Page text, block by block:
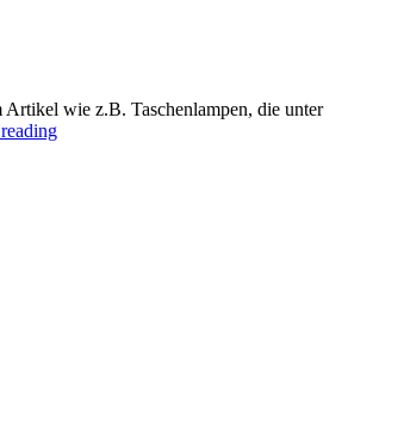
Artikel wie z.B. Taschenlampen, die unter